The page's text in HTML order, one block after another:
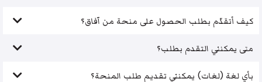
كيف أتقدّم بطلب الحصول على منحة من آفاق؟
متى يمكنني التقدم بطلب؟
بأي لغة (لغات) يمكنني تقديم طلب المنحة؟